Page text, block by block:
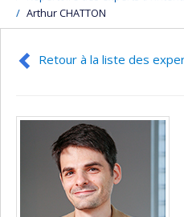
Arthur CHATTON
Retour à la liste des